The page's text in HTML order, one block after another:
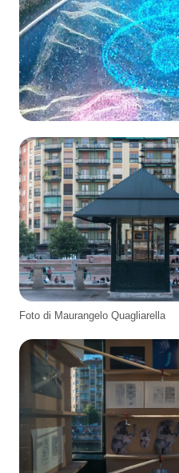
Foto di Maurangelo Quagliarella